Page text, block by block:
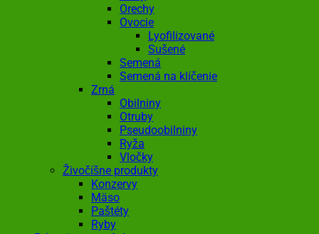
Orechy
Ovocie
Lyofilizované
Sušené
Semená
Semená na klíčenie
Zrná
Obilniny
Otruby
Pseudoobilniny
Ryža
Vločky
Živočíšne produkty
Konzervy
Mäso
Paštéty
Ryby